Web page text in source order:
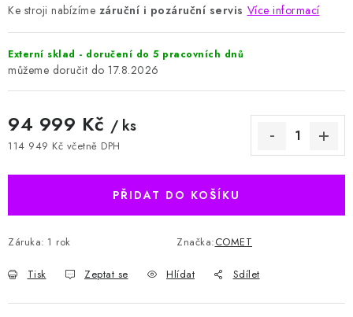
Ke stroji nabízíme záruční i pozáruční servis Více informací
Externí sklad - doručení do 5 pracovních dnů
17.8.2026
94 999 Kč / ks
114 949 Kč včetně DPH
PŘIDAT DO KOŠÍKU
Záruka: 1 rok Značka:COMET
Tisk Zeptat se Hlídat Sdílet